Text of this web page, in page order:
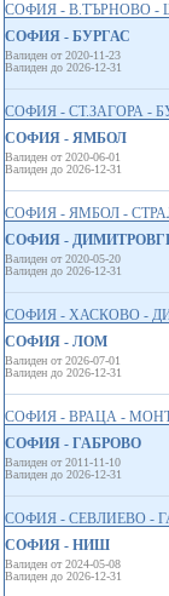
СОФИЯ - В.ТЪРНОВО -
СОФИЯ - БУРГАС
Валиден от 2020-11-23
Валиден до 2026-12-31
СОФИЯ - СТ.ЗАГОРА -
СОФИЯ - ЯМБОЛ
Валиден от 2020-06-01
Валиден до 2026-12-31
СОФИЯ - ЯМБОЛ -
СОФИЯ -
Валиден от 2020-05-20
Валиден до 2026-12-31
СОФИЯ - ХАСКОВО -
СОФИЯ - ЛОМ
Валиден от 2026-07-01
Валиден до 2026-12-31
СОФИЯ - ВРАЦА -
СОФИЯ - ГАБРОВО
Валиден от 2011-11-10
Валиден до 2026-12-31
СОФИЯ - СЕВЛИЕВО -
СОФИЯ - НИШ
Валиден от 2024-05-08
Валиден до 2026-12-31